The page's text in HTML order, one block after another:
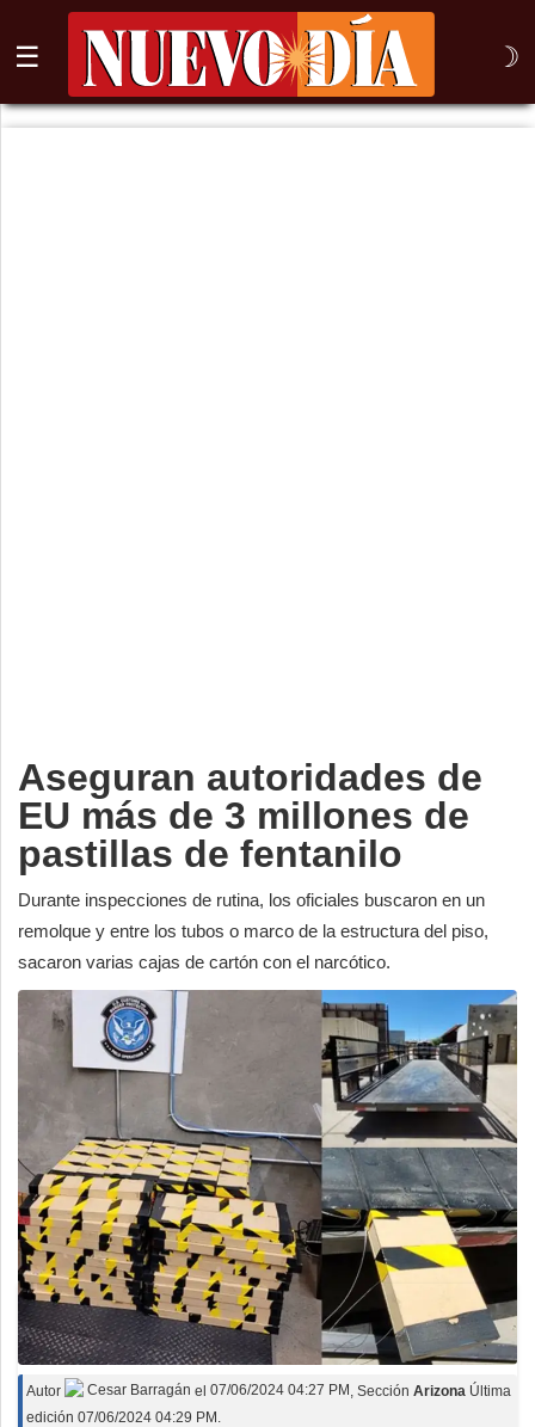
☰ ☽
⌕
Aseguran autoridades de
EU más de 3 millones de
pastillas de fentanilo
Durante inspecciones de rutina, los oficiales buscaron en un
remolque y entre los tubos o marco de la estructura del piso,
sacaron varias cajas de cartón con el narcótico.
Autor Cesar Barragán el 07/06/2024 04:27 PM , Sección Arizona Última
edición 07/06/2024 04:29 PM.